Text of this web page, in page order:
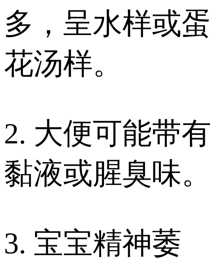
多，呈水样或蛋
花汤样。
2. 大便可能带有
黏液或腥臭味。
3. 宝宝精神萎